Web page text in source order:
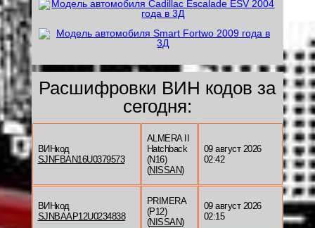
Расшифровки ВИН кодов за
сегодня:
ВИНкод
SJNFBAN16U0379573
ALMERA II
Hatchback
(N16)
(NISSAN)
09 август 2026
02:42
ВИНкод
SJNBAAP12U0234838
PRIMERA
(P12)
(NISSAN)
09 август 2026
02:15